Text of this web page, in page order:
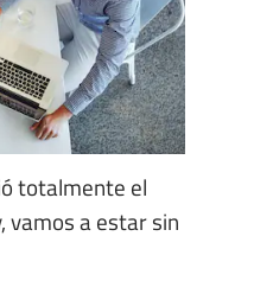
totalmente el
vamos a estar sin